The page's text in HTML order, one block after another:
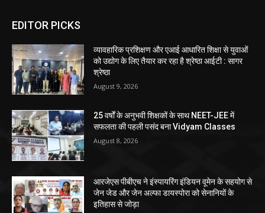
EDITOR PICKS
व्यावहारिक प्रशिक्षण और एआई आधारित शिक्षा से युवाओं
को उद्योग के लिए तैयार कर रहा है श्रेष्ठा आईटी : सागर
श्रेष्ठा
August 9, 2026
25 वर्षों के अनुभवी शिक्षकों के साथ NEET-JEE में
सफलता की पहली पसंद बना Vidyam Classes
August 8, 2026
आरजेएस पीबीएच ने इंस्पायरिंग इंडियन वूमेन के सहयोग से
जेन जेड और जेन अल्फा डायस्पोरा को सेनानियों के
इतिहास से जोड़ा